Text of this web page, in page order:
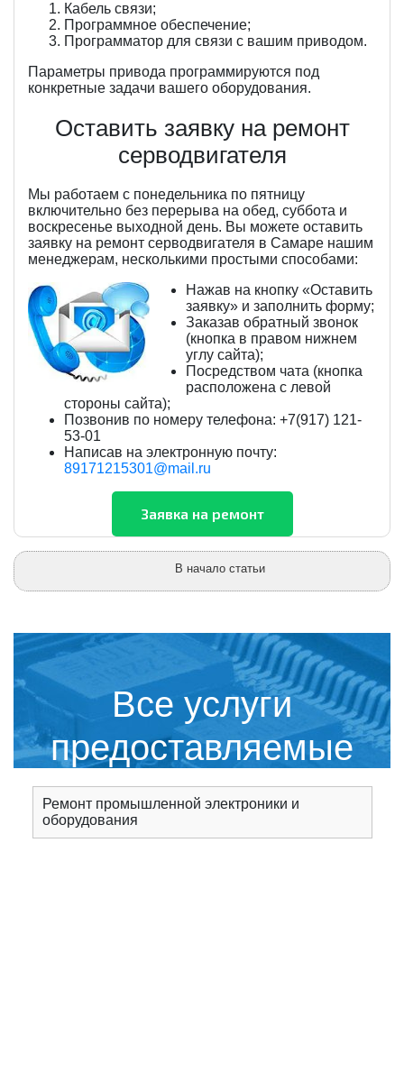
Кабель связи;
Программное обеспечение;
Программатор для связи с вашим приводом.
Параметры привода программируются под
конкретные задачи вашего оборудования.
Оставить заявку на ремонт
серводвигателя
Мы работаем с понедельника по пятницу
включительно без перерыва на обед, суббота и
воскресенье выходной день. Вы можете оставить
заявку на ремонт серводвигателя в Самаре нашим
менеджерам, несколькими простыми способами:
Нажав на кнопку «Оставить
заявку» и заполнить форму;
Заказав обратный звонок
(кнопка в правом нижнем
углу сайта);
Посредством чата (кнопка
расположена с левой
стороны сайта);
Позвонив по номеру телефона: +7(917) 121-
53-01
Написав на электронную почту:
89171215301@mail.ru
В начало статьи
Все услуги
предоставляемые
сервисным центром
Ремонт промышленной электроники и
оборудования